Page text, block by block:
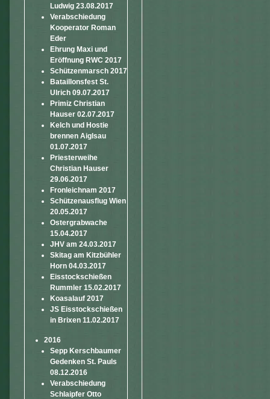
Ludwig 23.08.2017
Verabschiedung
Kooperator Roman
Eder
Ehrung Maxi und
Eröffnung RWC 2017
Schützenmarsch 2017
Bataillonsfest St.
Ulrich 09.07.2017
Primiz Christian
Hauser 02.07.2017
Kelch und Hostie
brennen Aiglsau
01.07.2017
Priesterweihe
Christian Hauser
29.06.2017
Fronleichnam 2017
Schützenausflug Wien
20.05.2017
Ostergrabwache
15.04.2017
JHV am 24.03.2017
Skitag am Kitzbühler
Horn 04.03.2017
Eisstockschießen
Rummler 15.02.2017
Koasalauf 2017
JS Eisstockschießen
in Brixen 11.02.2017
2016
Sepp Kerschbaumer
Gedenken St. Pauls
08.12.2016
Verabschiedung
Schlaipfer Otto